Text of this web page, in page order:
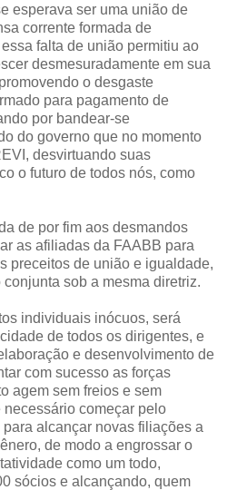
esperava ser uma união de
corrente formada de
falta de união permitiu ao
desmesuradamente em sua
o desgaste
para pagamento de
por bandear-se
do governo que no momento
desvirtuando suas
o futuro de todos nós, como
de por fim aos desmandos
as afiliadas da FAABB para
preceitos de união e igualdade,
sob a mesma diretriz.
individuais inócuos, será
de todos os dirigentes, e
e desenvolvimento de
com sucesso as forças
agem sem freios e sem
necessário começar pelo
alcançar novas filiações a
de modo a engrossar o
como um todo,
sócios e alcançando, quem